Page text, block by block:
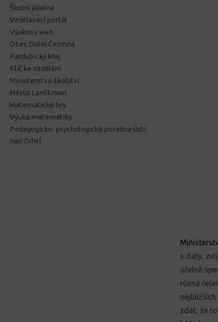
s daty,
účelně
různá
zdát, že
Školní jídelna
Vzdělávací portál
Výukový web
Obec Dolní Čermná
Pardubický kraj
Klíč ke vzdělání
Ministerstvo školství
Město Lanškroun
Matematické hry
Výuka matematiky
Pedagogicko-psychologická poradna Ústí
nad Orlicí